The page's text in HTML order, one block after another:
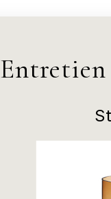
Entretien